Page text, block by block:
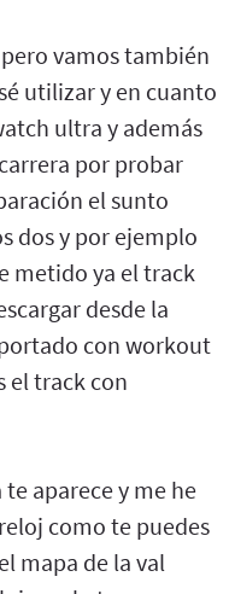
vamos también
utilizar y en cuanto
ultra y además
por probar
el sunto
dos y por ejemplo
metido ya el track
desde la
con workout
el track con
aparece y me he
como te puedes
mapa de la val